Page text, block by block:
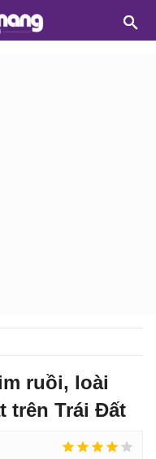
ruồi, loài
trên Trái Đất